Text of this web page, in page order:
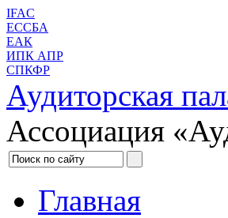
IFAC
ЕССБА
ЕАК
ИПК АПР
СПКФР
Аудиторская
Ассоциация
Главная